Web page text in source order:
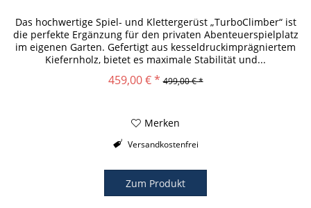
Das hochwertige Spiel- und Klettergerüst „TurboClimber“ ist
die perfekte Ergänzung für den privaten Abenteuerspielplatz
im eigenen Garten. Gefertigt aus kesseldruckimprägniertem
Kiefernholz, bietet es maximale Stabilität und...
459,00 € * 499,00 € *
Merken
Versandkostenfrei
Zum Produkt